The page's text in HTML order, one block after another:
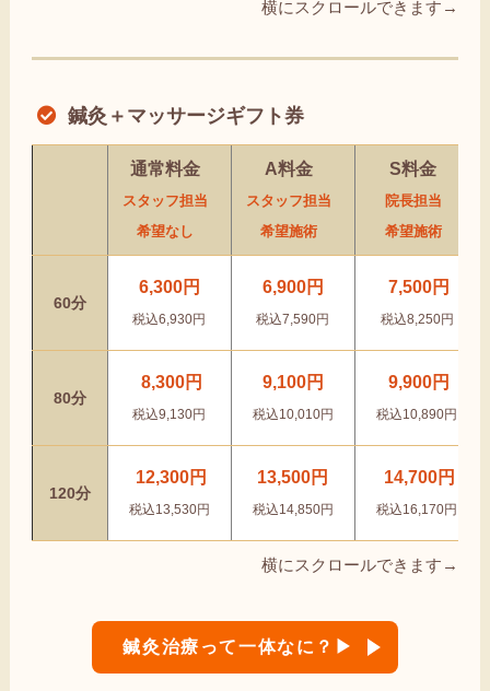
横にスクロールできます→
鍼灸＋マッサージギフト券
通常料金
スタッフ担当
希望なし
A料金
スタッフ担当
希望施術
S料金
院長担当
希望施術
60分
6,300円
税込6,930円
6,900円
税込7,590円
7,500円
税込8,250円
80分
8,300円
税込9,130円
9,100円
税込10,010円
9,900円
税込10,890円
120分
12,300円
税込13,530円
13,500円
税込14,850円
14,700円
税込16,170円
横にスクロールできます→
鍼灸治療って一体なに？▶